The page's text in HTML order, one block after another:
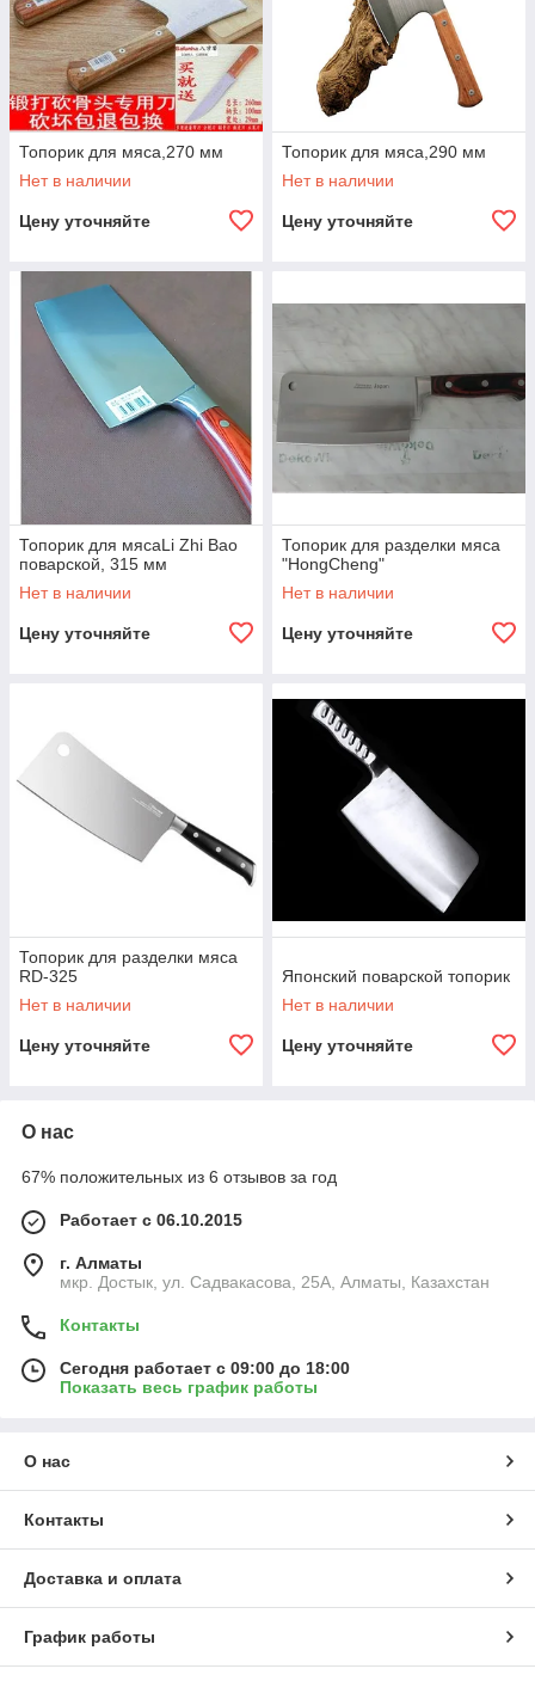
Топорик для мяса,270 мм
Нет в наличии
Цену уточняйте
Топорик для мяса,290 мм
Нет в наличии
Цену уточняйте
Топорик для мясаLi Zhi Bao
поварской, 315 мм
Нет в наличии
Цену уточняйте
Топорик для разделки мяса
"HongCheng"
Нет в наличии
Цену уточняйте
Топорик для разделки мяса
RD-325
Нет в наличии
Цену уточняйте
Японский поварской топорик
Нет в наличии
Цену уточняйте
О нас
67% положительных из 6 отзывов за год
Работает с 06.10.2015
г. Алматы
мкр. Достык, ул. Садвакасова, 25А, Алматы, Казахстан
Контакты
Сегодня работает с 09:00 до 18:00
Показать весь график работы
О нас
Контакты
Доставка и оплата
График работы